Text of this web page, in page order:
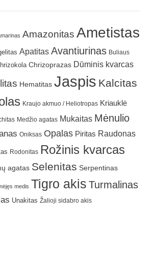
Amazonitas Ametistas
Apatitas Avantiurinas Buliaus
Chrizoprazas Dūminis kvarcas
Hematitas Jaspis Kalcitas
Kraujo akmuo / Heliotropas Kriauklė
Medžio agatas Mukaitas Mėnulio
Oniksas Opalas Piritas Raudonas
Rodonitas Rožinis kvarcas
agatas Selenitas Serpentinas
medis Tigro akis Turmalinas
Unakitas Žalioji sidabro akis